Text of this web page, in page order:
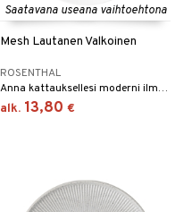
Saatavana useana vaihtoehtona
Mesh Lautanen Valkoinen
ROSENTHAL
Anna kattauksellesi moderni ilme Mesh Valkoisella Ruokalautasella. Sen tyylikäs muotoilu ja hillitty kuvio tekevät siitä täydellisen sekä arkeen että juhlaan.
alk. 13,80 €